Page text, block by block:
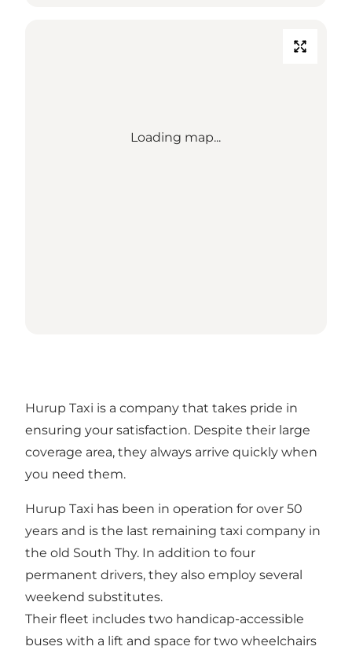
Loading map...
Hurup Taxi is a company that takes pride in
ensuring your satisfaction. Despite their large
coverage area, they always arrive quickly when
you need them.
Hurup Taxi has been in operation for over 50
years and is the last remaining taxi company in
the old South Thy. In addition to four
permanent drivers, they also employ several
weekend substitutes.
Their fleet includes two handicap-accessible
buses with a lift and space for two wheelchairs